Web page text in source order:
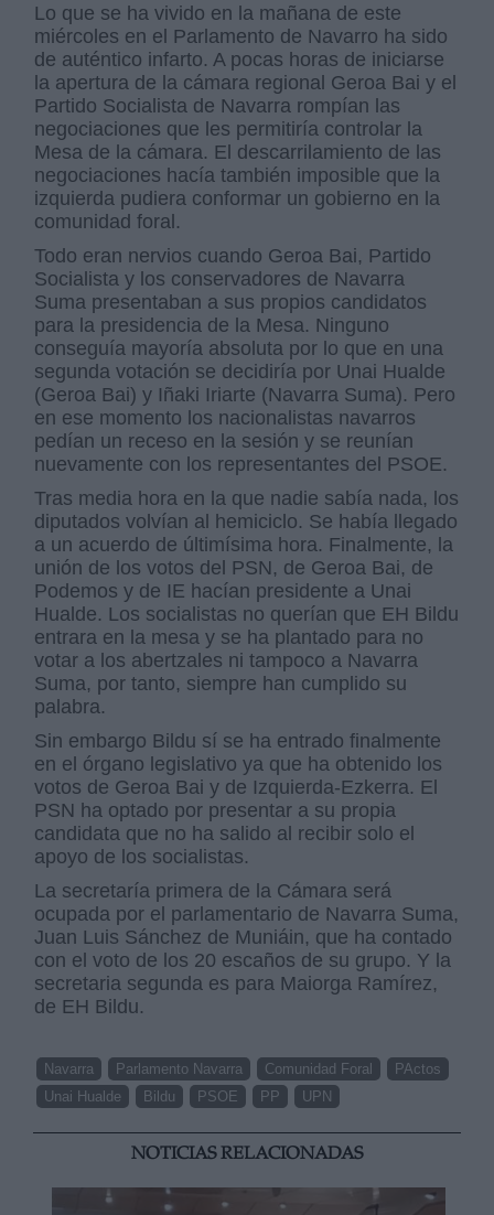
Lo que se ha vivido en la mañana de este
miércoles en el Parlamento de Navarro ha sido
de auténtico infarto. A pocas horas de iniciarse
la apertura de la cámara regional Geroa Bai y el
Partido Socialista de Navarra rompían las
negociaciones que les permitiría controlar la
Mesa de la cámara. El descarrilamiento de las
negociaciones hacía también imposible que la
izquierda pudiera conformar un gobierno en la
comunidad foral.
Todo eran nervios cuando Geroa Bai, Partido
Socialista y los conservadores de Navarra
Suma presentaban a sus propios candidatos
para la presidencia de la Mesa. Ninguno
conseguía mayoría absoluta por lo que en una
segunda votación se decidiría por Unai Hualde
(Geroa Bai) y Iñaki Iriarte (Navarra Suma). Pero
en ese momento los nacionalistas navarros
pedían un receso en la sesión y se reunían
nuevamente con los representantes del PSOE.
Tras media hora en la que nadie sabía nada, los
diputados volvían al hemiciclo. Se había llegado
a un acuerdo de últimísima hora. Finalmente, la
unión de los votos del PSN, de Geroa Bai, de
Podemos y de IE hacían presidente a Unai
Hualde. Los socialistas no querían que EH Bildu
entrara en la mesa y se ha plantado para no
votar a los abertzales ni tampoco a Navarra
Suma, por tanto, siempre han cumplido su
palabra.
Sin embargo Bildu sí se ha entrado finalmente
en el órgano legislativo ya que ha obtenido los
votos de Geroa Bai y de Izquierda-Ezkerra. El
PSN ha optado por presentar a su propia
candidata que no ha salido al recibir solo el
apoyo de los socialistas.
La secretaría primera de la Cámara será
ocupada por el parlamentario de Navarra Suma,
Juan Luis Sánchez de Muniáin, que ha contado
con el voto de los 20 escaños de su grupo. Y la
secretaria segunda es para Maiorga Ramírez,
de EH Bildu.
Navarra Parlamento Navarra Comunidad Foral
PActos
Unai Hualde
Bildu PSOE PP UPN
NOTICIAS RELACIONADAS